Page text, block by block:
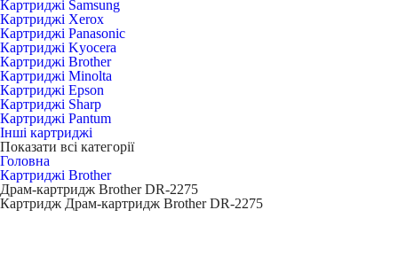
Картриджі Samsung
Картриджі Xerox
Картриджі Panasonic
Картриджі Kyocera
Картриджі Brother
Картриджі Minolta
Картриджі Epson
Картриджі Sharp
Картриджі Pantum
Інші картриджі
Показати всі категорії
Головна
Картриджі Brother
Драм-картридж Brother DR-2275
Картридж Драм-картридж Brother DR-2275